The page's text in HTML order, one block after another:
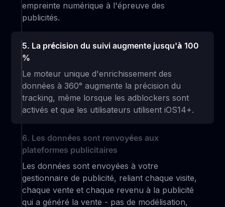
empreinte numérique à l'épreuve des
publicités.
5. La précision du suivi augmente jusqu'à 100
%
Le moteur unique d'enrichissement des
données à 360° augmente la précision du
tracking, même lorsque les adblockers sont
activés et que les utilisateurs utilisent iOS14+.
6. Les données sont renvoyées aux
plateformes publicitaires
Les données sont envoyées à votre
gestionnaire de publicité, reliant chaque visite,
chaque vente et chaque revenu à la publicité
qui a généré la vente - pas de modélisation,